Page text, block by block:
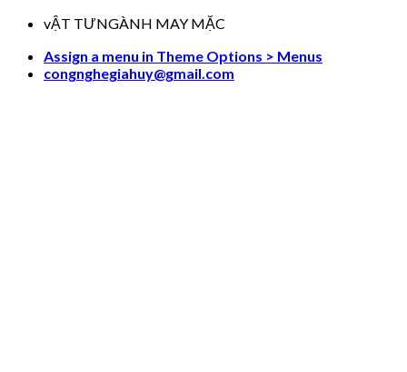
Skip
content
vẬT TƯNGÀNH MAY MẶC
Assign a menu in Theme Options > Menus
congnghegiahuy@gmail.com